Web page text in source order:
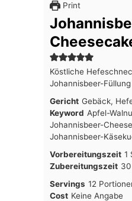
Print
Köstliche
Johannisbeer-Füllung
Gericht Gebäck,
Keyword Apfel-
Johannisbeer-
Johannisbeer-
Vorbereitungszeit 1
Zubereitungszeit 30
Servings 12
Cost Keine Angabe